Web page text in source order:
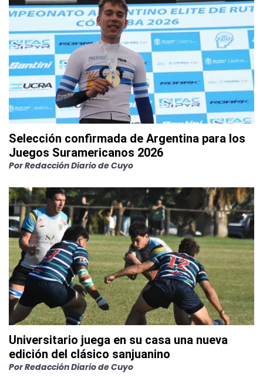
Selección confirmada de Argentina para los
Juegos Suramericanos 2026
PorRedacción Diario de Cuyo
Universitario juega en su casa una nueva
edición del clásico sanjuanino
PorRedacción Diario de Cuyo